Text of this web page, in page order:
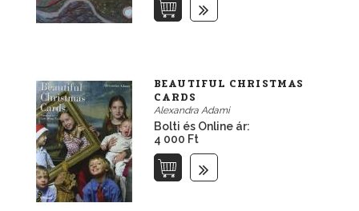
BEAUTIFUL CHRISTMAS
CARDS
Alexandra Adami
Bolti és Online ár:
4 000 Ft